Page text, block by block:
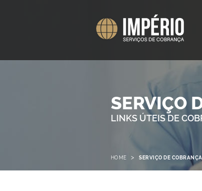
SERVIÇO
LINKS ÚTEIS DE
HOME > SERVIÇO DE